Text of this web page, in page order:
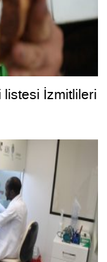
listesi İzmitlileri